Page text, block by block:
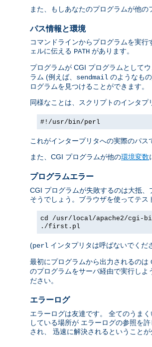
また、もしあなたのプログラムが他
パス情報と環境
コマンドラインからプログラムを実
ェルに伝える PATH があります。
プログラムが CGI プログラムとして
ラム (例えば、 sendmail のようなも
ログラムを見つけることができます。
同様なことは、スクリプトのインタプ
#!/usr/bin/perl
これがインタープリタへの実際のパス
また、CGI プログラムが他の環境変数
プログラムエラー
CGI プログラムが失敗するのは大抵
そうでしょう。ブラウザを使ってテ
cd /usr/local/apache2/cgi-
./first.pl
(perl インタプリタは呼ばないでく
最初にプログラムから出力されるのは
のプログラムをサーバ経由で実行しよ
ださい。
エラーログ
エラーログは友達です。 全てのうま
している場所が エラーログの参照を
され、 迅速に解決されるということが